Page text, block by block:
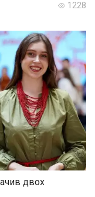
1228
двох